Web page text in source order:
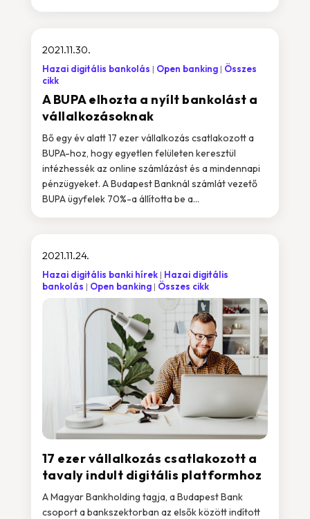
A BUPA elhozta a nyílt bankolást a
vállalkozásoknak
2021.11.30.
Hazai digitális bankolás Open banking
Összes
cikk
Bő egy év alatt 17 ezer vállalkozás csatlakozott a
BUPA-hoz, hogy egyetlen felületen keresztül
intézhessék az online számlázást és a mindennapi
pénzügyeket. A Budapest Banknál számlát vezető
BUPA ügyfelek 70%-a állította be a...
17 ezer vállalkozás csatlakozott a
tavaly indult digitális platformhoz
2021.11.24.
Hazai digitális banki hírek
Hazai digitális
bankolás
Open banking Összes cikk
A Magyar Bankholding tagja, a Budapest Bank
csoport a bankszektorban az elsők között indított